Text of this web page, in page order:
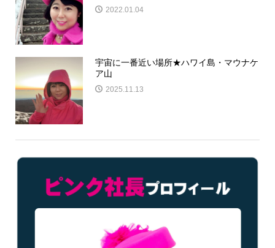
2022.01.04
宇宙に一番近い場所★ハワイ島・マウナケ
ア山
2025.11.13